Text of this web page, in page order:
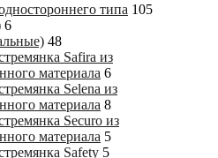
типа 105
6
48
Safira из
материала 6
Selena из
материала 8
Securo из
материала 5
Safety 5